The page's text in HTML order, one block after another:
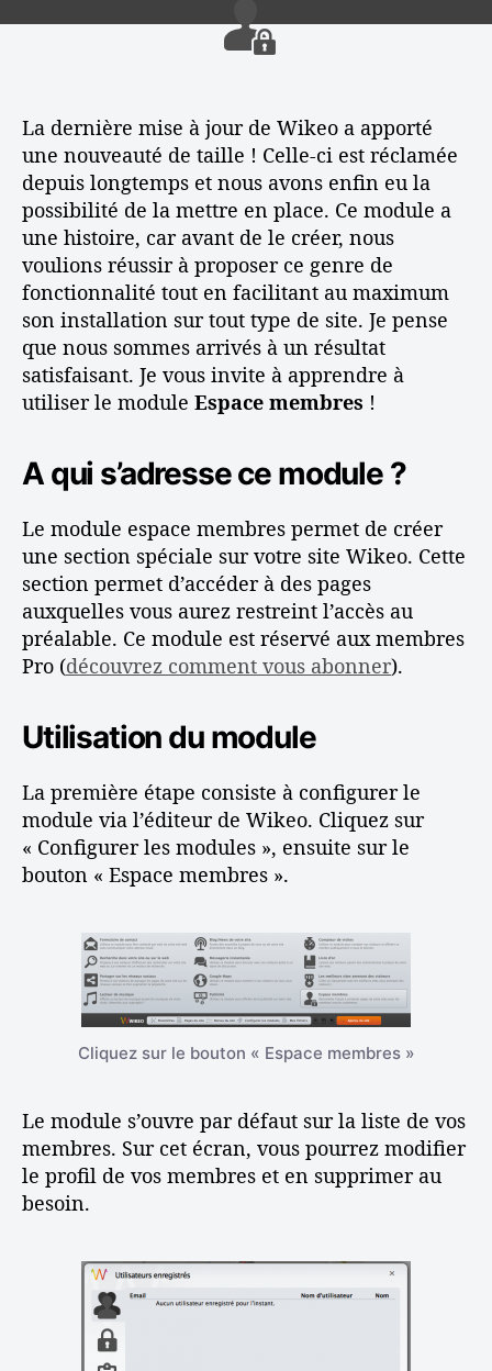
e
t
e
c
W
k
e
o
:
A
s
t
c
s
e
c
o
n
s
e
i
l
r
’
a
r
t
i
c
l
e
e
t
i
c
l
e
r
u
n
p
a
c
e
m
e
m
b
r
s
s
r
v
o
t
r
e
s
i
k
e
La dernière mise à jour de Wikeo a apporté
une nouveauté de taille ! Celle-ci est réclamée
depuis longtemps et nous avons enfin eu la
possibilité de la mettre en place. Ce module a
une histoire, car avant de le créer, nous
voulions réussir à proposer ce genre de
fonctionnalité tout en facilitant au maximum
son installation sur tout type de site. Je pense
que nous sommes arrivés à un résultat
satisfaisant. Je vous invite à apprendre à
utiliser le module Espace membres !
A qui s’adresse ce module ?
Le module espace membres permet de créer
une section spéciale sur votre site Wikeo. Cette
section permet d’accéder à des pages
auxquelles vous aurez restreint l’accès au
préalable. Ce module est réservé aux membres
Pro (découvrez comment vous abonner).
Utilisation du module
La première étape consiste à configurer le
module via l’éditeur de Wikeo. Cliquez sur
« Configurer les modules », ensuite sur le
bouton « Espace membres ».
Cliquez sur le bouton « Espace membres »
Le module s’ouvre par défaut sur la liste de vos
membres. Sur cet écran, vous pourrez modifier
le profil de vos membres et en supprimer au
besoin.